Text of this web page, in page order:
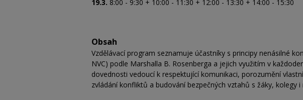
19.3. 8:00 - 9:30 + 10:00 - 11:30 + 12:00 - 13:30 + 14:00 - 15:30
Obsah
Vzdělávací program seznamuje účastníky s principy nenásilné
NVC) podle Marshalla B. Rosenberga a jejich využitím v
dovednosti vedoucí k respektující komunikaci, porozumění
zvládání konfliktů a budování bezpečných vztahů s žáky, kolegy i